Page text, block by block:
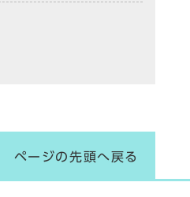
ページの先頭へ戻る